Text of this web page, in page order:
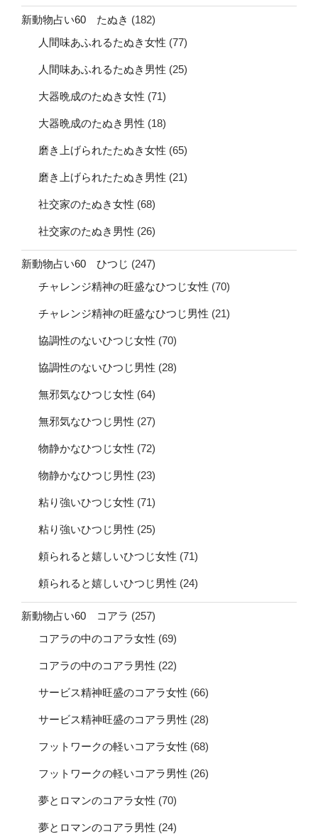
新動物占い60 たぬき (182)
人間味あふれるたぬき女性 (77)
人間味あふれるたぬき男性 (25)
大器晩成のたぬき女性 (71)
大器晩成のたぬき男性 (18)
磨き上げられたたぬき女性 (65)
磨き上げられたたぬき男性 (21)
社交家のたぬき女性 (68)
社交家のたぬき男性 (26)
新動物占い60 ひつじ (247)
チャレンジ精神の旺盛なひつじ女性 (70)
チャレンジ精神の旺盛なひつじ男性 (21)
協調性のないひつじ女性 (70)
協調性のないひつじ男性 (28)
無邪気なひつじ女性 (64)
無邪気なひつじ男性 (27)
物静かなひつじ女性 (72)
物静かなひつじ男性 (23)
粘り強いひつじ女性 (71)
粘り強いひつじ男性 (25)
頼られると嬉しいひつじ女性 (71)
頼られると嬉しいひつじ男性 (24)
新動物占い60 コアラ (257)
コアラの中のコアラ女性 (69)
コアラの中のコアラ男性 (22)
サービス精神旺盛のコアラ女性 (66)
サービス精神旺盛のコアラ男性 (28)
フットワークの軽いコアラ女性 (68)
フットワークの軽いコアラ男性 (26)
夢とロマンのコアラ女性 (70)
夢とロマンのコアラ男性 (24)